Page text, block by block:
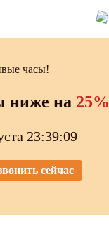
часы!
ниже на 25%
23:39:10
сейчас